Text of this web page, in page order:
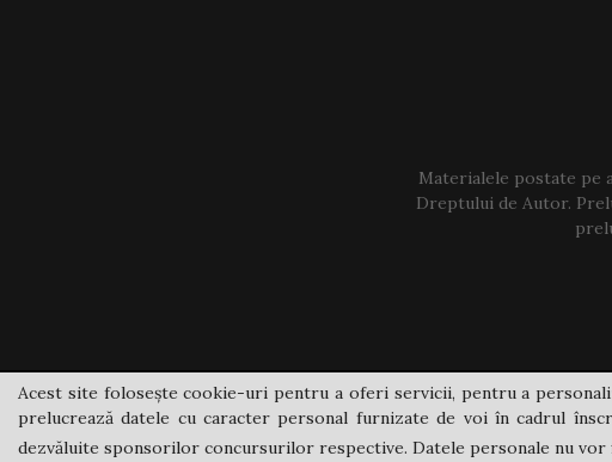
Materialele postate pe
Dreptului de Autor.
Acest site folosește cookie-uri pentru a oferi servicii, pentru a
prelucrează datele cu caracter personal furnizate de voi în cadrul
dezvăluite sponsorilor concursurilor respective. Datele personale nu